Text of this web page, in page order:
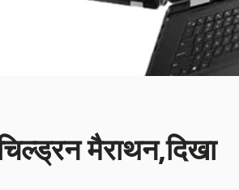
मैराथन,दिखा